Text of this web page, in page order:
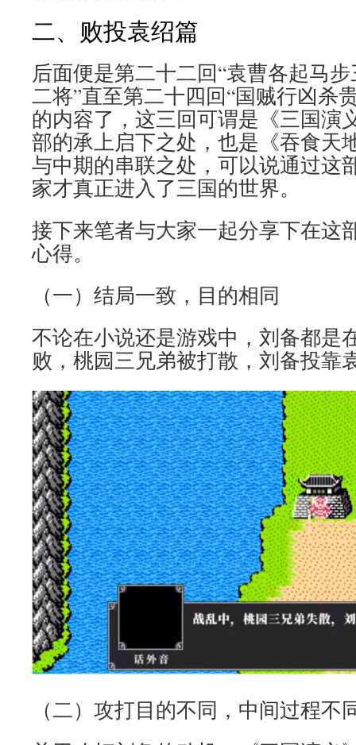
二、败投袁绍篇
后面便是第二十二回“袁曹各起马
二将”直至第二十四回“国贼行凶杀
的内容了，这三回可谓是《三国演
部的承上启下之处，也是《吞食天
与中期的串联之处，可以说通过这
家才真正进入了三国的世界。
接下来笔者与大家一起分享下在这
心得。
（一）结局一致，目的相同
不论在小说还是游戏中，刘备都是
败，桃园三兄弟被打散，刘备投靠
（二）攻打目的不同，中间过程不